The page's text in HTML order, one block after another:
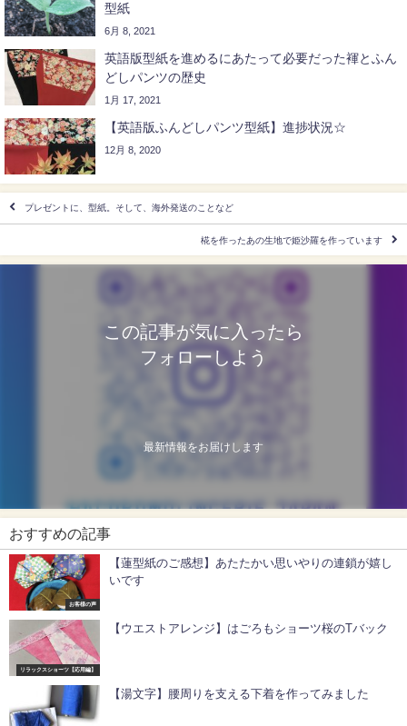
型紙
6月 8, 2021
英語版型紙を進めるにあたって必要だった褌とふん
どしパンツの歴史
1月 17, 2021
【英語版ふんどしパンツ型紙】進捗状況☆
12月 8, 2020
プレゼントに、型紙。そして、海外発送のことなど
椛を作ったあの生地で姫沙羅を作っています
この記事が気に入ったら
フォローしよう
最新情報をお届けします
おすすめの記事
お客様の声
【蓮型紙のご感想】あたたかい思いやりの連鎖が嬉し
いです
リラックスショーツ【応用編】
【ウエストアレンジ】はごろもショーツ桜のTバック
【湯文字】腰周りを支える下着を作ってみました